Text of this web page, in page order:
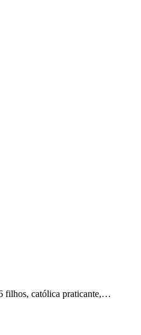
filhos, católica praticante,…